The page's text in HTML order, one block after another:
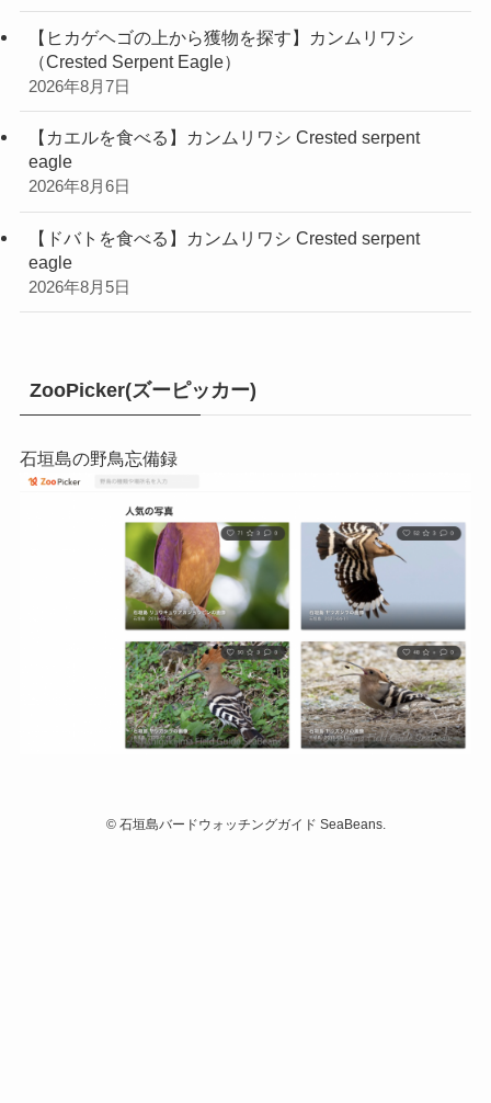
【ヒカゲヘゴの上から獲物を探す】カンムリワシ
（Crested Serpent Eagle）
2026年8月7日
【カエルを食べる】カンムリワシ Crested serpent
eagle
2026年8月6日
【ドバトを食べる】カンムリワシ Crested serpent
eagle
2026年8月5日
ZooPicker(ズーピッカー)
石垣島の野鳥忘備録
©石垣島バードウォッチングガイド SeaBeans.